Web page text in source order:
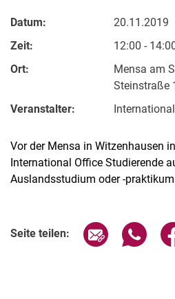
Datum:
20.11.2019
Zeit:
12:00 -
Ort:
Mensa am
Steinstraße
Veranstalter:
Vor der Mensa in Witzenhausen
International Office Studierende
Auslandsstudium oder -
Seite teilen: Seite über